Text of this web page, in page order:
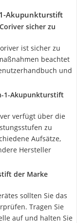
Akupunkturstift
sicher zu
ist sicher zu
beachtet
und
1-Akupunkturstift
verfügt über die
zu
Aufsätze,
Hersteller
der Marke
sollten Sie das
Tragen Sie
auf und halten Sie